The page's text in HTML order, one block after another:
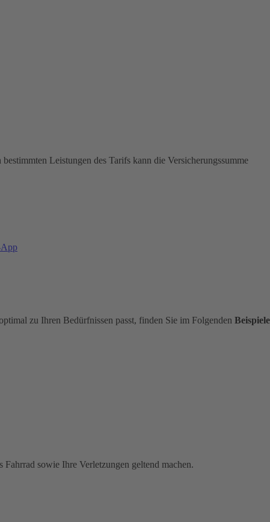
Leistungen des Tarifs kann die Versicherungssumme
zu Ihren Bedürfnissen passt, finden Sie im Folgenden Beispiele
sowie Ihre Verletzungen geltend machen.